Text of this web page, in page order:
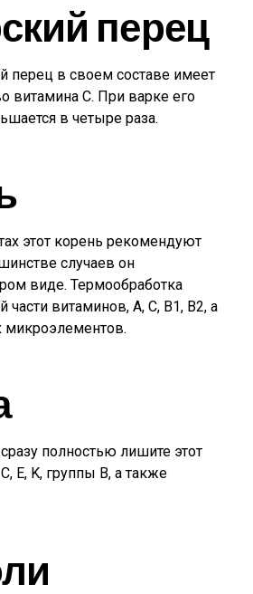
перец
перец в своем составе имеет
витамина С. При варке его
в четыре раза.
этот корень рекомендуют
случаев он
виде. Термообработка
витаминов, А, C, B1, B2, а
полностью лишите этот
Е, K, группы В, а также